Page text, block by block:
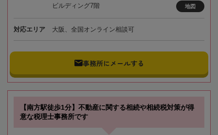
ビルディング7階
地図
対応エリア 大阪、全国オンライン相談可
事務所にメールする
【南方駅徒歩1分】不動産に関する相続や相続税対策が得
意な税理士事務所です